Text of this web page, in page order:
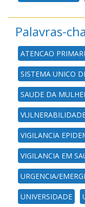
Palavras-
ATENCAO
SISTEMA UNICO
SAUDE DA
VIGILANCIA
VIGILANCIA EM
URGENCIA/
UNIVERSIDADE